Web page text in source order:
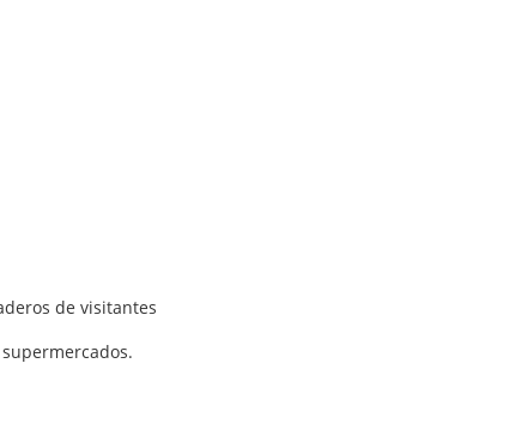
de visitantes